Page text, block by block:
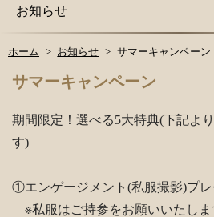
お知らせ
ホーム お知らせ サマーキャンペーン
サマーキャンペーン
期間限定！選べる5大特典(下記よ
す)
①エンゲージメント(私服撮影)プレ
※私服はご持参をお願いいたしま